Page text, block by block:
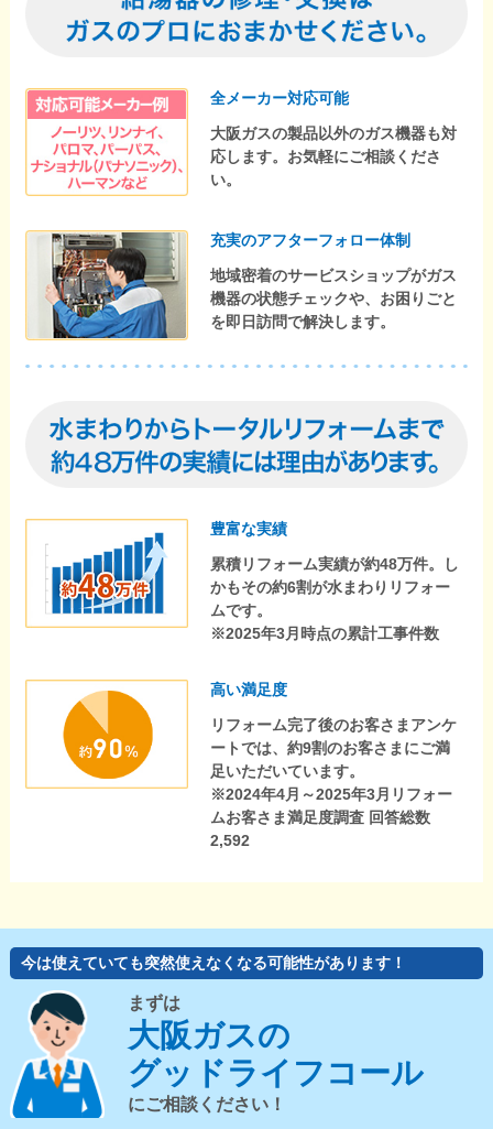
全メーカー対応可能
大阪ガスの製品以外のガス機器も対
応します。お気軽にご相談くださ
い。
充実のアフターフォロー体制
地域密着のサービスショップがガス
機器の状態チェックや、お困りごと
を即日訪問で解決します。
豊富な実績
累積リフォーム実績が約48万件。し
かもその約6割が水まわりリフォー
ムです。
※2025年3月時点の累計工事件数
高い満足度
リフォーム完了後のお客さまアンケ
ートでは、約9割のお客さまにご満
足いただいています。
※2024年4月～2025年3月リフォー
ムお客さま満足度調査 回答総数
2,592
今は使えていても突然使えなくなる可能性があります！
まずは
大阪ガスの
グッドライフコール
にご相談ください！